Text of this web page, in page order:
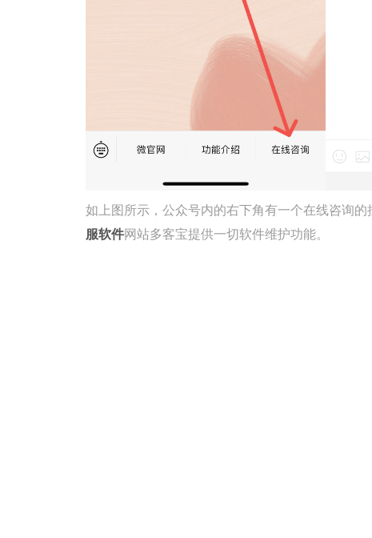
如上图所示，公众号内的右下角有一个在线咨询
服软件网站多客宝提供一切软件维护功能。